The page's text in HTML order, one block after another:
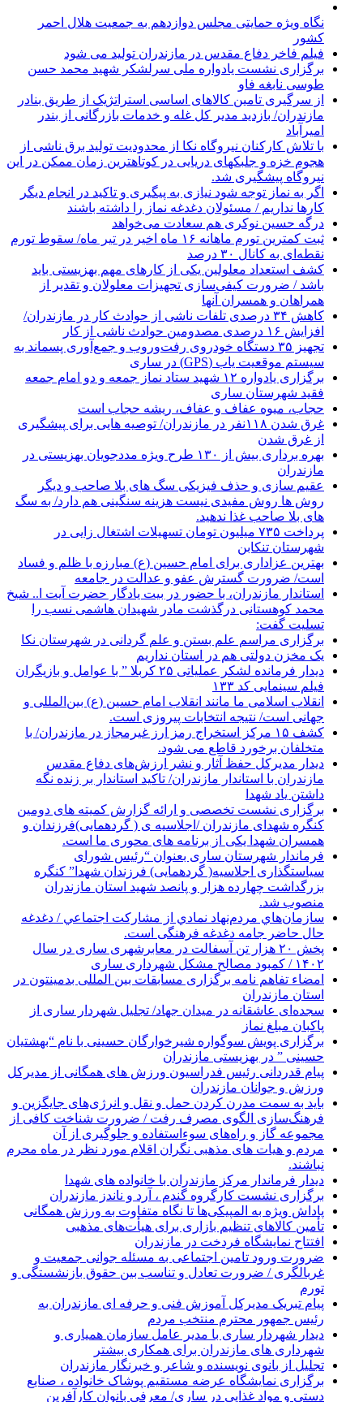
نگاه ویژه حمایتی مجلس دوازدهم به جمعیت هلال احمر
کشور
فیلم فاخر دفاع مقدس در مازندران تولید می شود
برگزاری نشست یادواره ملی سرلشکر شهید محمد حسن
طوسی نابغه فاو
از سرگیری تامین کالاهای اساسی استراتژیک از طریق بنادر
مازندران/ بازدید مدیر کل غله و خدمات بازرگانی از بندر
امیرآباد
با تلاش کارکنان نیروگاه نکا از محدودیت تولید برق ناشی از
هجوم خزه و جلبکهای دریایی در کوتاهترین زمان ممکن در این
نیروگاه پیشگیری شد.
اگر به نماز توجه شود نیازی به پیگیری و تاکید در انجام دیگر
کارها نداریم / مسئولان دغدغه نماز را داشته باشند
درگه حسین نوکری هم سعادت می‌خواهد
ثبت کمترین تورم ماهانه ۱۶ ماه اخیر در تیر ماه/ سقوط تورم
نقطه‌ای به کانال ۳۰ درصد
کشف استعداد معلولین یکی از کارهای مهم بهزیستی باید
باشد / ضرورت کیفی‌سازی تجهیزات معلولان و تقدیر از
همراهان و همسران آنها
کاهش ۳۴ درصدی تلفات ناشی از حوادث كار در مازندران/
افزایش ۱۶ درصدی مصدومین حوادث ناشی از کار
تجهیز ۳۵ دستگاه خودروی رفت‌وروب و جمع‌آوری پسماند به
سیستم موقعیت یاب (GPS) در ساری
برگزاری یادواره ۱۲ شهید ستاد نماز جمعه و دو امام جمعه
فقید شهرستان ساری
حجاب، میوه عفاف و عفاف، ریشه حجاب است
غرق شدن ۱۱۸نفر در مازندران/ توصيه هايی برای پيشگيری
از غرق شدن
بهره برداری بیش از ۱۳۰ طرح ویژه مددجویان بهزیستی در
مازندران
عقیم سازی و حذف فیزیکی سگ های بلا صاحب و دیگر
روش ها روش مفیدی نیست هزینه سنگینی هم دارد/ به سگ
های بلا صاحب غذا ندهید.
پرداخت ۷۳۵ میلیون تومان تسهیلات اشتغال زایی در
شهرستان تنکابن
بهترین عزاداری برای امام حسین (ع) مبارزه با ظلم و فساد
است/ ضرورت گسترش عفو و عدالت در جامعه
استاندار مازندران، با حضور در بیت یادگار حضرت آیت ا.. شیخ
محمد کوهستانی درگذشت مادر شهیدان هاشمی نسب را
تسلیت گفت:
برگزاری مراسم علم بستن و علم گردانی در شهرستان نکا
یک مخزن دولتی هم در استان نداریم
دیدار فرمانده لشکر عملیاتی ۲۵ کربلا ” با عوامل و بازیگران
فیلم سینمایی کد ۱۳۳
انقلاب اسلامی ما مانند انقلاب امام حسین (ع) بین‌المللی و
جهانی است/ نتیجه انتخابات پیروزی است.
کشف ۱۵ مرکز استخراج رمز ارز غیرمجاز در مازندران/ با
متخلفان برخورد قاطع می شود.
دیدار مدیرکل حفظ آثار و نشر ارزش‌های دفاع مقدس
مازندران با استاندار مازندران/ تاکید استاندار بر زنده نگه
داشتن یاد شهدا
برگزاری نشست تخصصی و ارائه گزارش کمیته های دومین
کنگره شهدای مازندران /اجلاسیه ی ( گردهمایی)فرزندان و
همسران شهدا یکی از برنامه های محوری ما است.
فرماندار شهرستان ساری بعنوان “رئیس شورای
سیاستگذاری اجلاسیه( گردهمایی) فرزندان شهدا” کنگره
بزرگداشت چهارده هزار و پانصد شهید استان مازندران
منصوب شد.
سازمان‌هاي مردم‌نهاد نمادي از مشاركت اجتماعي / دغدغه
حال حاضر جامه دغدغه فرهنگی است.
پخش ۲۰ هزار تن آسفالت در معابرشهری ساری در سال
۱۴۰۲ / کمبود مصالح مشکل شهرداری ساری
امضاء تفاهم نامه برگزاری مسابقات بین المللی بدمینتون در
استان مازندران
سجده‌ای عاشقانه در میدان جهاد/ تجلیل شهردار ساری از
پاکبان مبلغ نماز
برگزاری پویش سوگواره شیرخوارگان حسینی با نام “بهشتیان
حسینی ” در بهزیستی مازندران
پیام قدردانی رئیس فدراسیون ورزش های همگانی از مدیرکل
ورزش و جوانان مازندران
باید به سمت مدرن کردن حمل و نقل و انرژی‌های جایگزین و
فرهنگ‌سازی الگوی مصرف رفت / ضرورت شناخت کافی از
مجموعه گاز و راه‌های سوءاستفاده و جلوگیری از آن
مردم و هیات های مذهبی نگران اقلام مورد نظر در ماه محرم
نباشند.
دیدار فرماندار مرکز مازندران با خانواده های شهدا
برگزاری نشست کارگروه گندم ، آرد و ناندز مازندران
پاداش ویژه به المپیکی‌ها تا نگاه متفاوت به ورزش همگانی
تأمین کالاهای تنظیم بازاری برای هیأت‌های مذهبی
افتتاح نمایشگاه فردخت در مازندران
ضرورت ورود تامین اجتماعی به مسئله جوانی جمعیت و
غربالگری / ضرورت تعادل و تناسب بین حقوق بازنشستگی و
تورم
پیام تبریک مدیرکل آموزش فنی و حرفه ای مازندران به
رئیس جمهور محترم منتخب مردم
دیدار شهردار ساری با مدیر عامل سازمان همیاری و
شهرداری های مازندران برای همکاری بیشتر
تجلیل از بانوی نویسنده و شاعر و خبرنگار مازندران
برگزاری نمایشگاه عرضه مستقیم پوشاک خانواده ، صنایع
دستی و مواد غذایی در ساری/ معرفی بانوان کارآفرین